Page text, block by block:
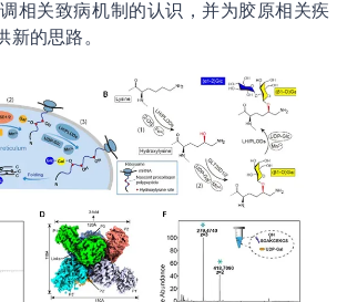
相关致病机制的认识，并为胶原相关疾
新的思路。